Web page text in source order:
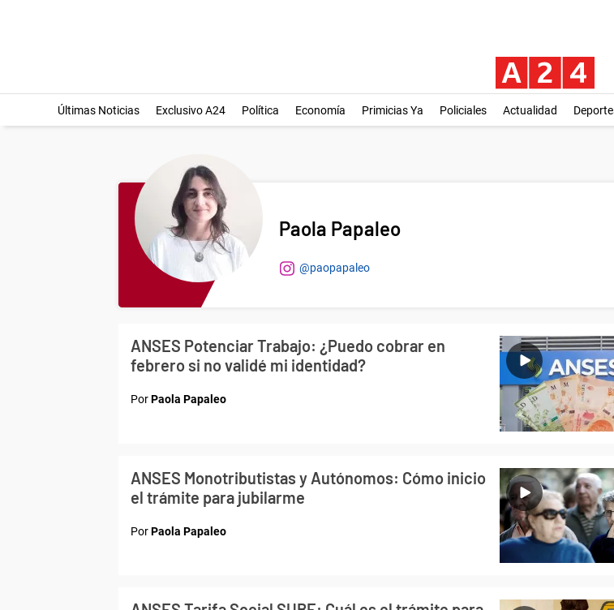
Últimas Noticias Exclusivo A24 Política Economía Primicias Ya Policiales Actualidad
Paola Papaleo
@paopapaleo
ANSES Potenciar Trabajo: ¿Puedo cobrar en
febrero si no validé mi identidad?
PorPaola Papaleo
ANSES Monotributistas y Autónomos: Cómo inicio
el trámite para jubilarme
PorPaola Papaleo